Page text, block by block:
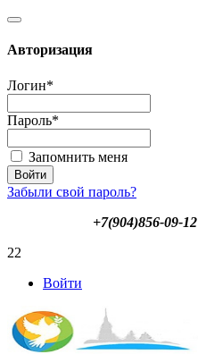
Авторизация
Логин*
Пароль*
Запомнить меня
Забыли свой пароль?
+7(904)856-09-12
22
Войти